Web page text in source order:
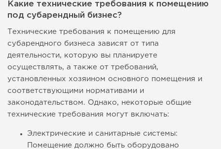
Какие технические требования к помещению
под субарендный бизнес?
Технические требования к помещению для
субарендного бизнеса зависят от типа
деятельности, которую вы планируете
осуществлять, а также от требований,
установленных хозяином основного помещения и
соответствующими нормативами и
законодательством. Однако, некоторые общие
технические требования могут включать:
Электрические и санитарные системы:
Помещение должно быть оборудовано